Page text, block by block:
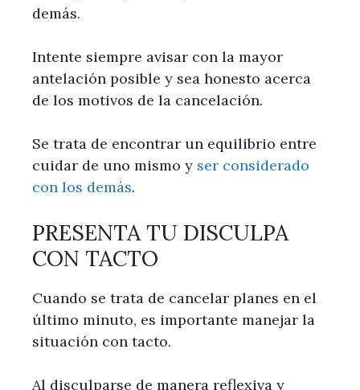
demás.
Intente siempre avisar con la mayor
antelación posible y sea honesto acerca
de los motivos de la cancelación.
Se trata de encontrar un equilibrio entre
cuidar de uno mismo y ser considerado
con los demás.
PRESENTA TU DISCULPA
CON TACTO
Cuando se trata de cancelar planes en el
último minuto, es importante manejar la
situación con tacto.
Al disculparse de manera reflexiva y